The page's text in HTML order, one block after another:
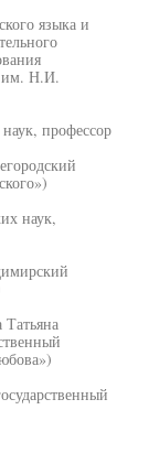
языка и
им. Н.И.
профессор
наук,